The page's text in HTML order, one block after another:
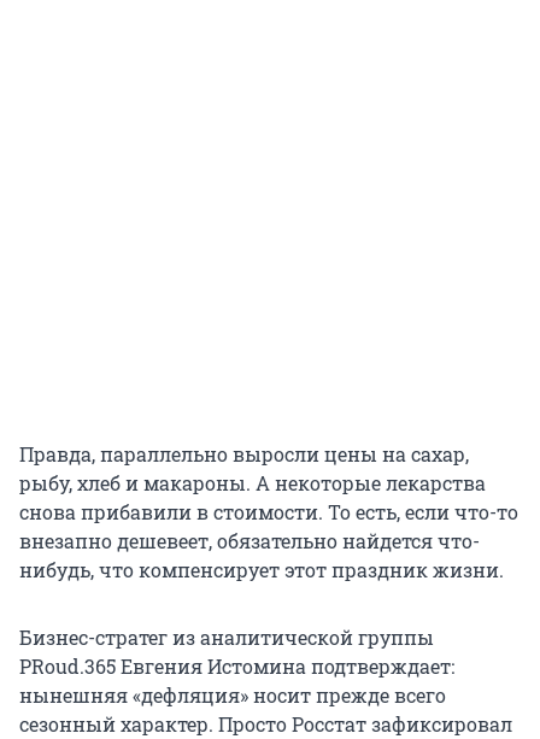
Правда, параллельно выросли цены на сахар,
рыбу, хлеб и макароны. А некоторые лекарства
снова прибавили в стоимости. То есть, если что-то
внезапно дешевеет, обязательно найдется что-
нибудь, что компенсирует этот праздник жизни.
Бизнес-стратег из аналитической группы
PRoud.365 Евгения Истоминаподтверждает:
нынешняя «дефляция» носит прежде всего
сезонный характер. Просто Росстат зафиксировал